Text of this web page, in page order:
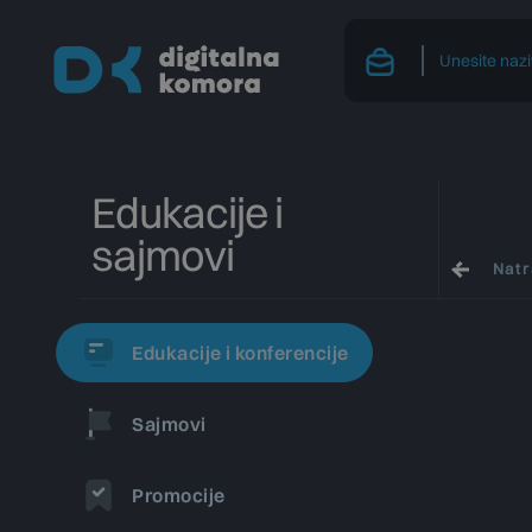
Edukacije i
sajmovi
Edukacije i konferencije
Sajmovi
Promocije